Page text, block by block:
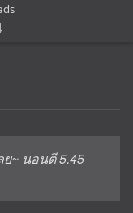
~ นอนตี 5.45